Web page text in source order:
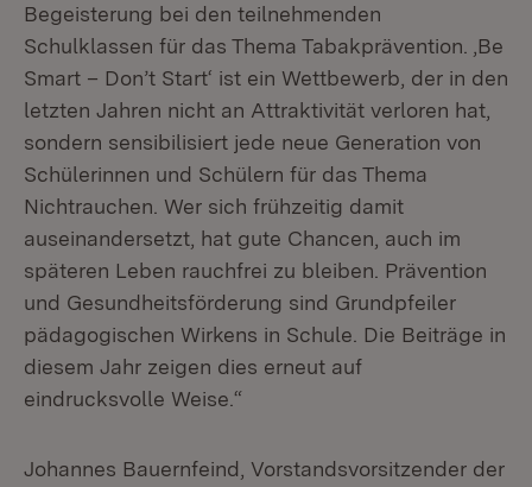
Begeisterung bei den teilnehmenden
Schulklassen für das Thema Tabakprävention. ‚Be
Smart – Don’t Start‘ ist ein Wettbewerb, der in den
letzten Jahren nicht an Attraktivität verloren hat,
sondern sensibilisiert jede neue Generation von
Schülerinnen und Schülern für das Thema
Nichtrauchen. Wer sich frühzeitig damit
auseinandersetzt, hat gute Chancen, auch im
späteren Leben rauchfrei zu bleiben. Prävention
und Gesundheitsförderung sind Grundpfeiler
pädagogischen Wirkens in Schule. Die Beiträge in
diesem Jahr zeigen dies erneut auf
eindrucksvolle Weise.“
Johannes Bauernfeind, Vorstandsvorsitzender der